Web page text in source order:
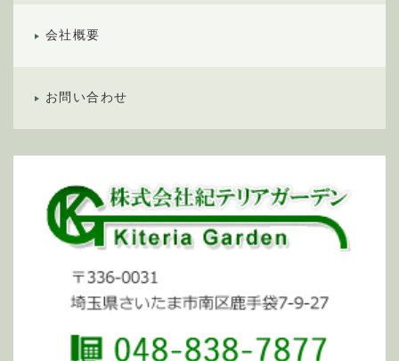
す。
【TEL：048-838-7877】までお問い合わせ下さい。
会社概要
お問い合わせ